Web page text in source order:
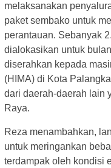
melaksanakan
paket sembako untuk
perantauan. Sebanyak
dialokasikan untuk
diserahkan kepada
(HIMA) di Kota
dari daerah-daerah lain
Raya.
Reza menambahkan,
untuk meringankan
terdampak oleh kondisi